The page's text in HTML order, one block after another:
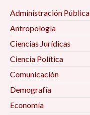
Administración Pública
Antropología
Ciencias Jurídicas
Ciencia Política
Comunicación
Demografía
Economía